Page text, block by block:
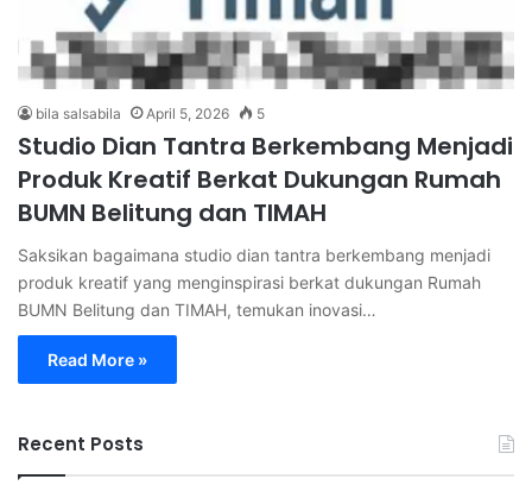
bila salsabila April 5, 2026 5
Studio Dian Tantra Berkembang Menjadi
Produk Kreatif Berkat Dukungan Rumah
BUMN Belitung dan TIMAH
Saksikan bagaimana studio dian tantra berkembang menjadi
produk kreatif yang menginspirasi berkat dukungan Rumah
BUMN Belitung dan TIMAH, temukan inovasi…
Read More »
Recent Posts